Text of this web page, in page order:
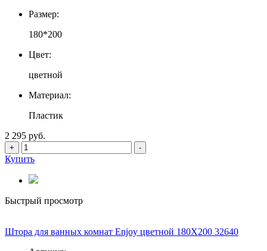
Размер:
180*200
Цвет:
цветной
Материал:
Пластик
2 295 руб.
+ -
Купить
Быстрый просмотр
Штора для ванных комнат Enjoy цветной 180Х200 32640